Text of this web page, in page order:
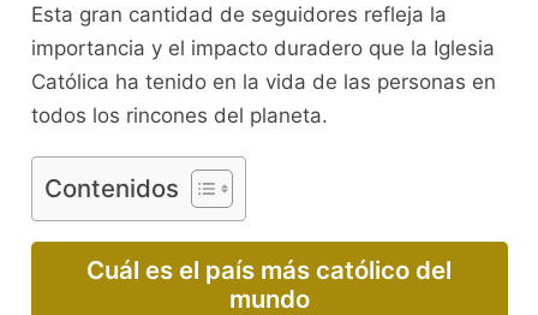
Esta gran cantidad de seguidores refleja la
importancia y el impacto duradero que la Iglesia
Católica ha tenido en la vida de las personas en
todos los rincones del planeta.
Contenidos
Cuál es el país más católico del
mundo